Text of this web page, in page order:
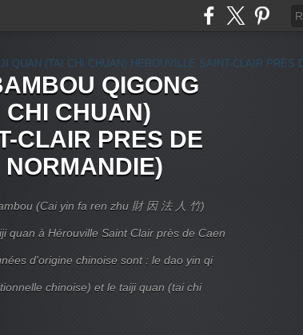
QIGONG
CHI CHUAN)
CLAIR PRES DE
(Cai yin fa ren zhu 財 因 法 人 竹)
quan à Hérouville Saint Clair près de Caen
d'origine chinoise sont : le dao yin qi
chinoise) et le taiji quan (tai chi